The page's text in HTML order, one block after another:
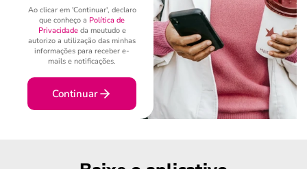
Ao clicar em 'Continuar', declaro
que conheço a Política de
Privacidadeda meutudo e
autorizo a utilização das minhas
informações para receber e-
mails e notificações.
Continuar